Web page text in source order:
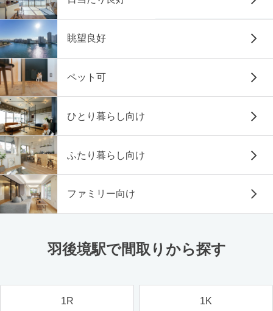
眺望良好
ペット可
ひとり暮らし向け
ふたり暮らし向け
ファミリー向け
羽後境駅で間取りから探す
1R 1K